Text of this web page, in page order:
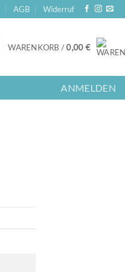
AGB Widerruf
WARENKORB /0,00 €
ANMELDEN